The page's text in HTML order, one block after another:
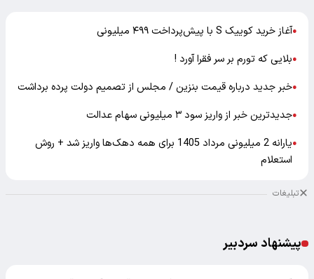
●آغاز خرید کوییک S با پیش‌پرداخت ۴۹۹ میلیونی
●بلایی که تورم بر سر فقرا آورد !
●خبر جدید درباره قیمت بنزین / مجلس از تصمیم دولت پرده برداشت
●جدیدترین خبر از واریز سود ۳ میلیونی سهام عدالت
●
یارانه 2 میلیونی مرداد 1405 برای همه دهک‌ها واریز شد + روش
استعلام
تبلیغات
پیشنهاد سردبیر